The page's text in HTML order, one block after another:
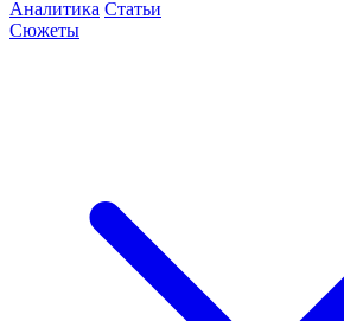
Аналитика Статьи
Сюжеты